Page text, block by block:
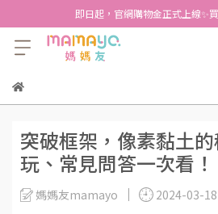
即日起，官網購物金正式上線✨
突破框架，像素黏土
玩、常見問答一次看！
媽媽友mamayo 2024-03-18